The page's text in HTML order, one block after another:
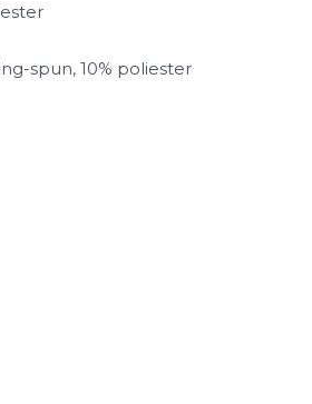
spun, 10% poliester